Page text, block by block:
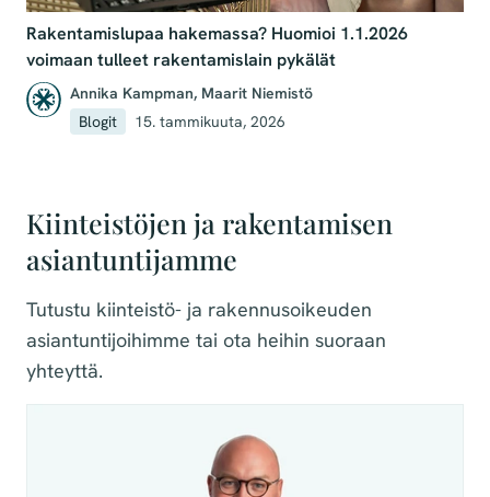
Rakentamislupaa hakemassa? Huomioi 1.1.2026
voimaan tulleet rakentamislain pykälät
Annika Kampman, Maarit Niemistö
Blogit
15. tammikuuta, 2026
Kiinteistöjen ja rakentamisen
asiantuntijamme
Tutustu kiinteistö- ja rakennusoikeuden
asiantuntijoihimme tai ota heihin suoraan
yhteyttä.